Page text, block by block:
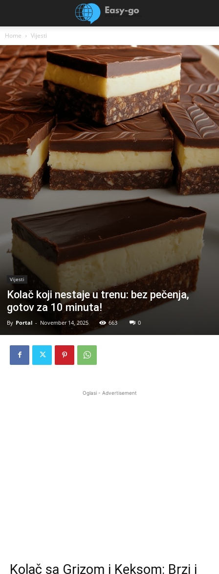
Home Vijesti
Vijesti
Kolač koji nestaje u trenu: bez pečenja,
gotov za 10 minuta!
By Portal - November 14, 2025 663 0
Oglasi - Advertisement
Kolač sa Grizom i Keksom: Brzi i